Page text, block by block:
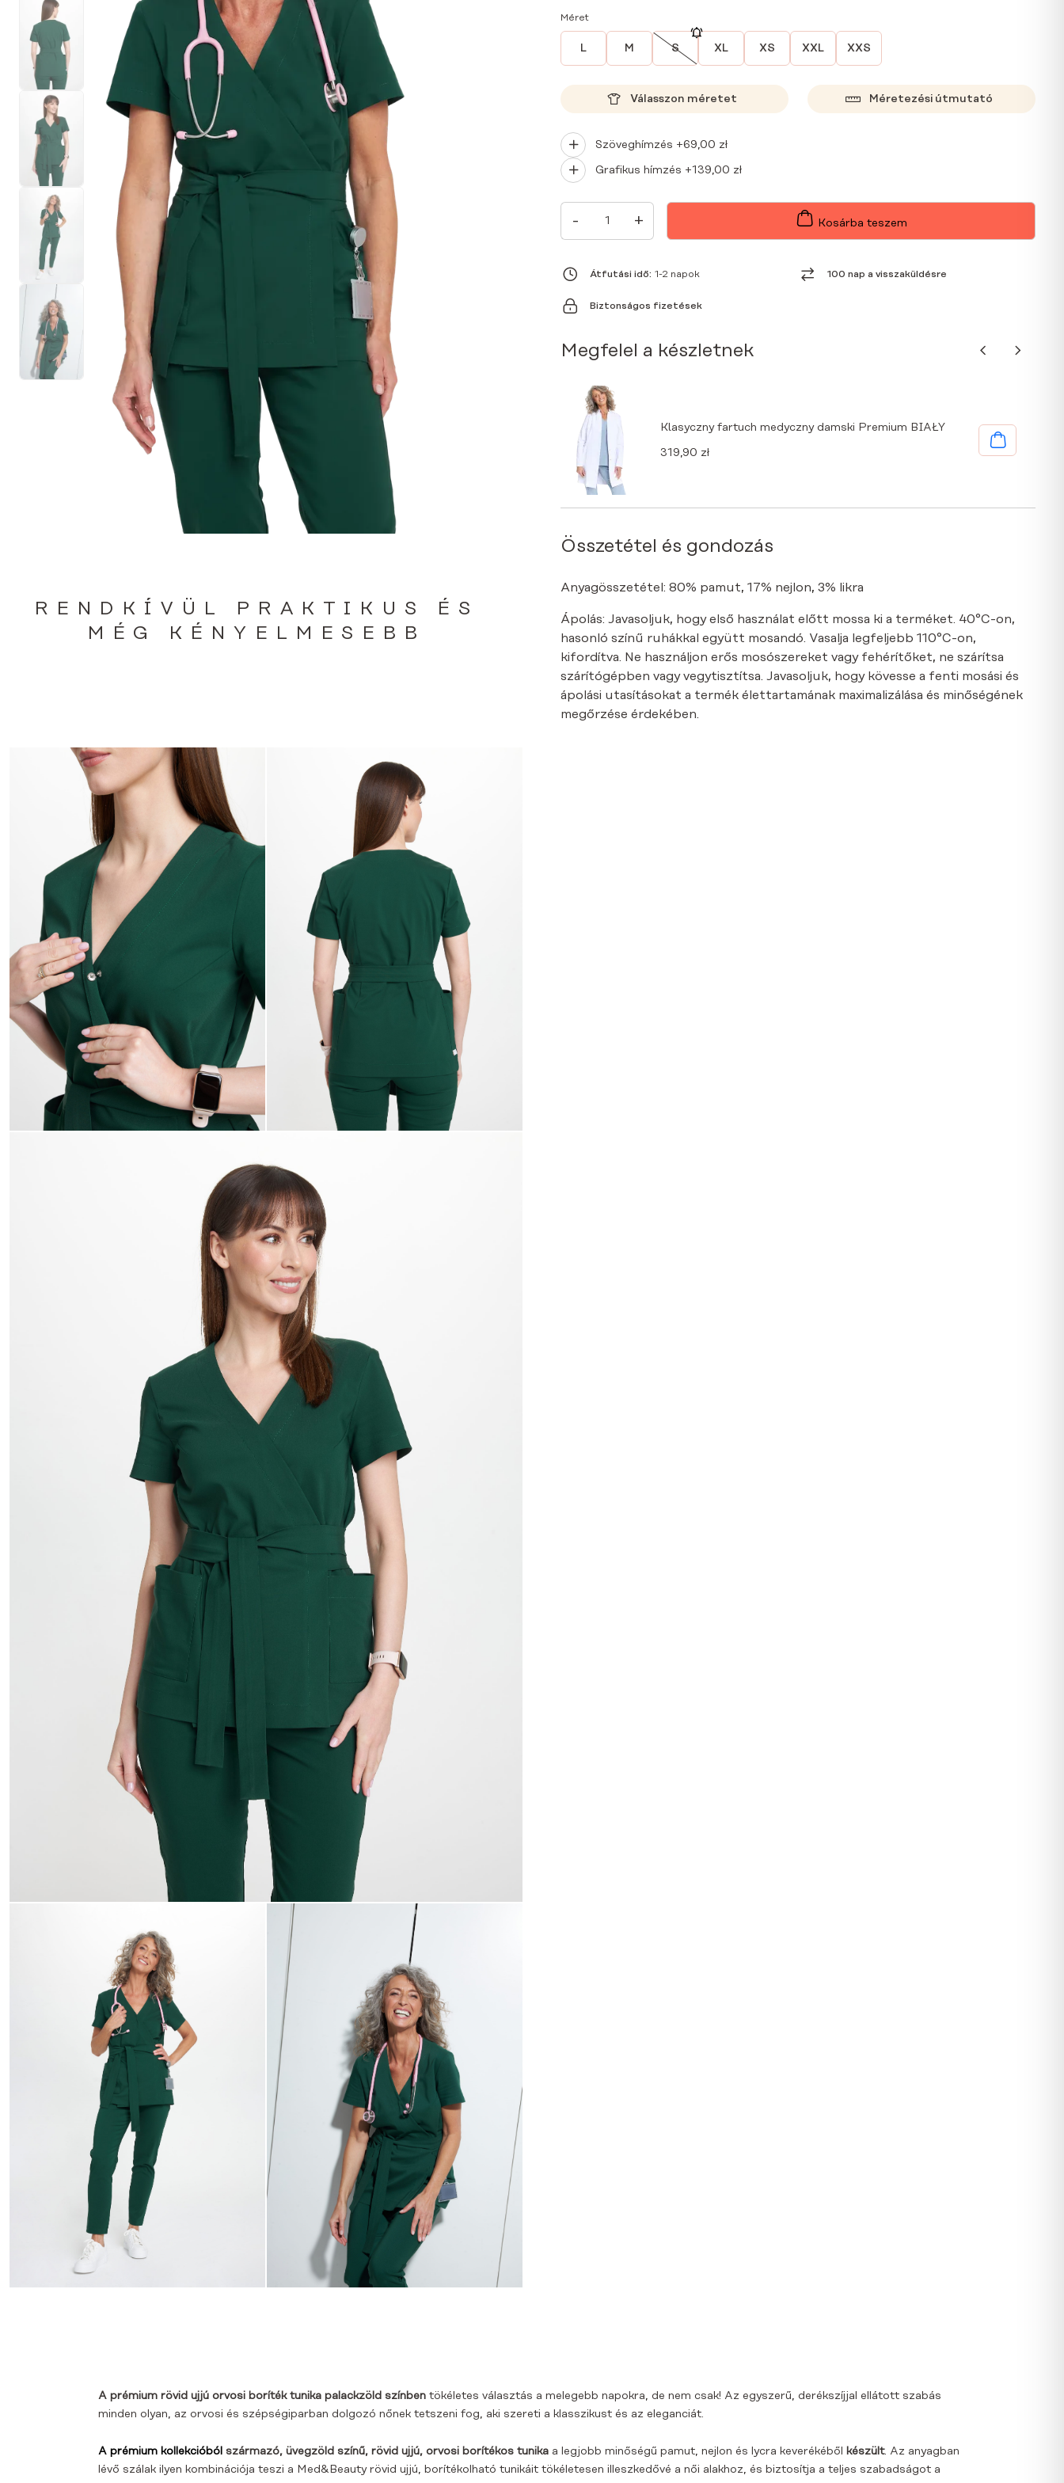
RENDKÍVÜL PRAKTIKUS ÉS
MÉG KÉNYELMESEBB
Méret
L M S XL XS XXL XXS
Válasszon méretet Méretezési útmutató
Szöveghímzés +69,00 zł
Grafikus hímzés +139,00 zł
-
NŐI
ORVOSI
TUNIKA
PREMIUM
BOTTLE
GREEN
+ Kosárba teszem
Átfutási idő: 1-2 napok 100 nap a visszaküldésre
Biztonságos fizetések
Megfelel a készletnek
Klasyczny fartuch medyczny damski Premium BIAŁY
319,90 zł
Összetétel és gondozás
Anyagösszetétel: 80% pamut, 17% nejlon, 3% likra
Ápolás: Javasoljuk, hogy első használat előtt mossa ki a terméket. 40°C-on,
hasonló színű ruhákkal együtt mosandó. Vasalja legfeljebb 110°C-on,
kifordítva. Ne használjon erős mosószereket vagy fehérítőket, ne szárítsa
szárítógépben vagy vegytisztítsa. Javasoljuk, hogy kövesse a fenti mosási és
ápolási utasításokat a termék élettartamának maximalizálása és minőségének
megőrzése érdekében.
A prémium rövid ujjú orvosi boríték tunika palackzöld színben tökéletes választás a melegebb napokra, de nem csak! Az egyszerű, derékszíjjal ellátott szabás
minden olyan, az orvosi és szépségiparban dolgozó nőnek tetszeni fog, aki szereti a klasszikust és az eleganciát.
A prémium kollekcióból származó, üvegzöld színű, rövid ujjú, orvosi borítékos tunika a legjobb minőségű pamut, nejlon és lycra keverékéből készült. Az anyagban
lévő szálak ilyen kombinációja teszi a Med&Beauty rövid ujjú, borítékolható tunikáit tökéletesen illeszkedővé a női alakhoz, és biztosítja a teljes szabadságot a